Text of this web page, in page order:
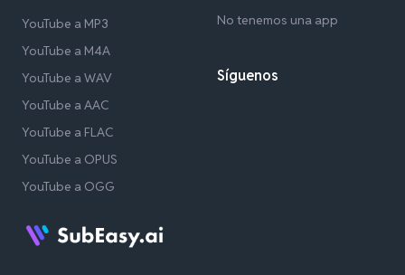
YouTube a MP3
YouTube a M4A
YouTube a WAV
YouTube a AAC
YouTube a FLAC
YouTube a OPUS
YouTube a OGG
No tenemos una app
Síguenos